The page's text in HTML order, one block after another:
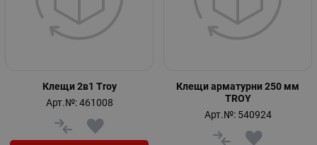
Клещи 2в1 Troy
Арт.№: 461008
Клещи арматурни 250 мм
TROY
Арт.№: 540924